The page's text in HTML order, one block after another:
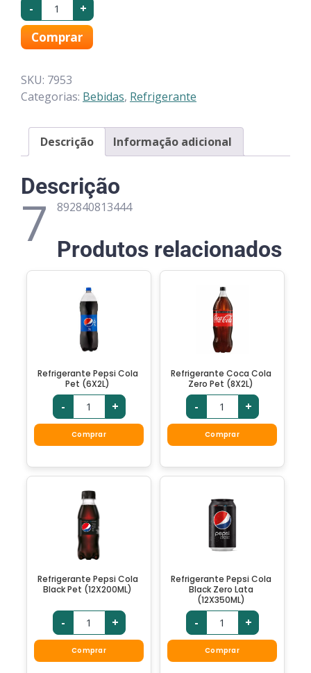
- +
Comprar
SKU: 7953
Categorias: Bebidas, Refrigerante
Descrição Informação adicional
Descrição
7 892840813444
Produtos relacionados
Refrigerante Pepsi Cola
Pet (6X2L)
- +
Comprar
Refrigerante Coca Cola
Zero Pet (8X2L)
- +
Comprar
Refrigerante Pepsi Cola
Black Pet (12X200ML)
- +
Comprar
Refrigerante Pepsi Cola
Black Zero Lata
(12X350ML)
- +
Comprar